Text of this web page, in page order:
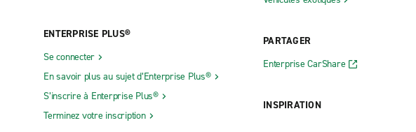
ENTERPRISE PLUS®
Se connecter
En savoir plus au sujet d’Enterprise Plus®
S’inscrire à Enterprise Plus®
Terminez votre inscription
PARTAGER
Enterprise CarShare
INSPIRATION